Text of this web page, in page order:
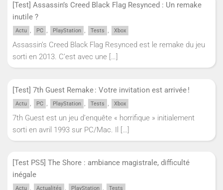
[Test] Assassin’s Creed Black Flag Resynced : Un remake
inutile ?
Actu , PC , PlayStation , Tests , Xbox
Assassin’s Creed Black Flag Resynced est le remake du jeu
sorti en 2013. C’est avec une […]
[Test] 7th Guest Remake : Votre invitation est arrivée !
Actu , PC , PlayStation , Tests , Xbox
7th Guest est un jeu d’enquête « horrifique » initialement
sorti en avril 1993 sur PC/Mac. Il […]
[Test PS5] The Shore : ambiance magistrale, difficulté
inégale
Actu , Actualités , PlayStation , Tests